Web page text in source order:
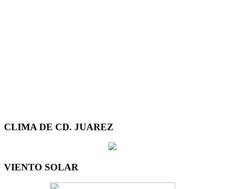
CLIMA DE CD. JUAREZ
VIENTO SOLAR